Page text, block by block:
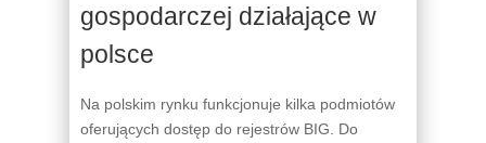
gospodarczej działające w
polsce
Na polskim rynku funkcjonuje kilka podmiotów
oferujących dostęp do rejestrów BIG. Do